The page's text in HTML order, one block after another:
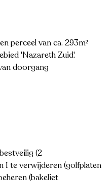
perceel van ca. 293m²
'Nazareth Zuid'.
doorgang
(2
1 te verwijderen (golfplaten
(bakeliet